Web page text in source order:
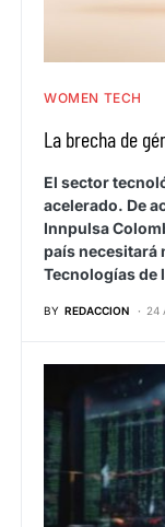
WOMEN TECH
La brecha de
El sector
acelerado. De
Innpulsa
país necesitará
Tecnologías de
BY REDACCION 24